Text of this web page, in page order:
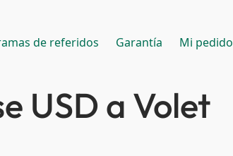
de referidos Garantía Mi pedido
USD a Volet